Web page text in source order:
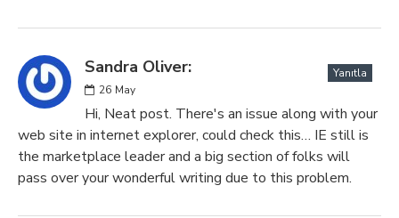
Sandra Oliver:
26 May
Yanıtla
Hi, Neat post. There's an issue along with your
web site in internet explorer, could check this… IE still is
the marketplace leader and a big section of folks will
pass over your wonderful writing due to this problem.